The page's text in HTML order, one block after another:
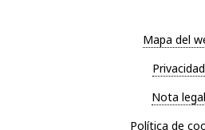
Mapa del
Privacidad
Nota legal
Política de